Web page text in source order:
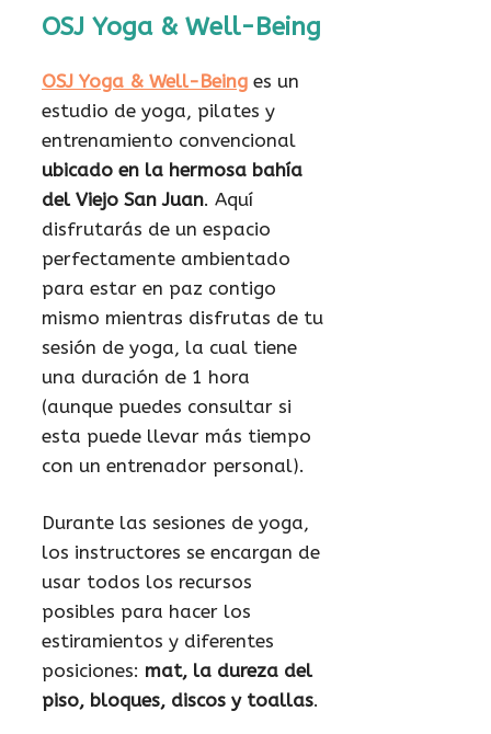
OSJ Yoga & Well-Being
OSJ Yoga & Well-Being es un
estudio de yoga, pilates y
entrenamiento convencional
ubicado en la hermosa bahía
del Viejo San Juan. Aquí
disfrutarás de un espacio
perfectamente ambientado
para estar en paz contigo
mismo mientras disfrutas de tu
sesión de yoga, la cual tiene
una duración de 1 hora
(aunque puedes consultar si
esta puede llevar más tiempo
con un entrenador personal).
Durante las sesiones de yoga,
los instructores se encargan de
usar todos los recursos
posibles para hacer los
estiramientos y diferentes
posiciones: mat, la dureza del
piso, bloques, discos y toallas.